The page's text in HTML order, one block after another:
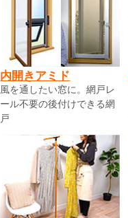
内開きアミド
風を通したい窓に。網戸レ
ール不要の後付けできる網
戸